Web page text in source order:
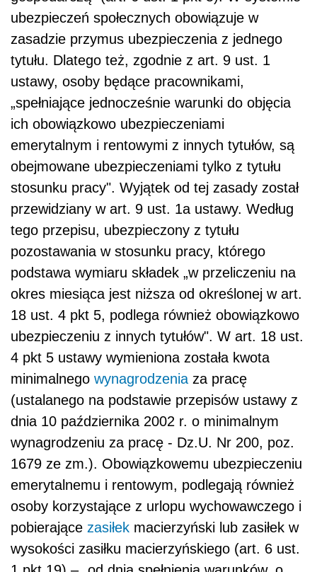
ubezpieczeń społecznych obowiązuje w
zasadzie przymus ubezpieczenia z jednego
tytułu. Dlatego też, zgodnie z art. 9 ust. 1
ustawy, osoby będące pracownikami,
„spełniające jednocześnie warunki do objęcia
ich obowiązkowo ubezpieczeniami
emerytalnym i rentowymi z innych tytułów, są
obejmowane ubezpieczeniami tylko z tytułu
stosunku pracy". Wyjątek od tej zasady został
przewidziany w art. 9 ust. 1a ustawy. Według
tego przepisu, ubezpieczony z tytułu
pozostawania w stosunku pracy, którego
podstawa wymiaru składek „w przeliczeniu na
okres miesiąca jest niższa od określonej w art.
18 ust. 4 pkt 5, podlega również obowiązkowo
ubezpieczeniu z innych tytułów". W art. 18 ust.
4 pkt 5 ustawy wymieniona została kwota
minimalnego wynagrodzeniaza pracę
(ustalanego na podstawie przepisów ustawy z
dnia 10 października 2002 r. o minimalnym
wynagrodzeniu za pracę - Dz.U. Nr 200, poz.
1679 ze zm.). Obowiązkowemu ubezpieczeniu
emerytalnemu i rentowym, podlegają również
osoby korzystające z urlopu wychowawczego i
pobierające zasiłek macierzyński lub zasiłek w
wysokości zasiłku macierzyńskiego (art. 6 ust.